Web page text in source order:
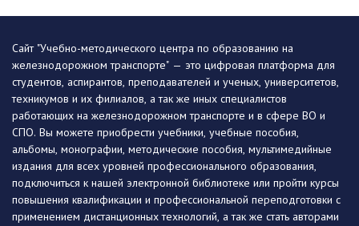
Сайт "Учебно-методического центра по образованию на
железнодорожном транспорте" — это цифровая платформа для
студентов, аспирантов, преподавателей и ученых, университетов,
техникумов и их филиалов, а так же иных специалистов
работающих на железнодорожном транспорте и в сфере ВО и
СПО. Вы можете приобрести учебники, учебные пособия,
альбомы, монографии, методические пособия, мультимедийные
издания для всех уровней профессионального образования,
подключиться к нашей электронной библиотеке или пройти курсы
повышения квалификации и профессиональной переподготовки с
применением дистанционных технологий, а так же стать авторами